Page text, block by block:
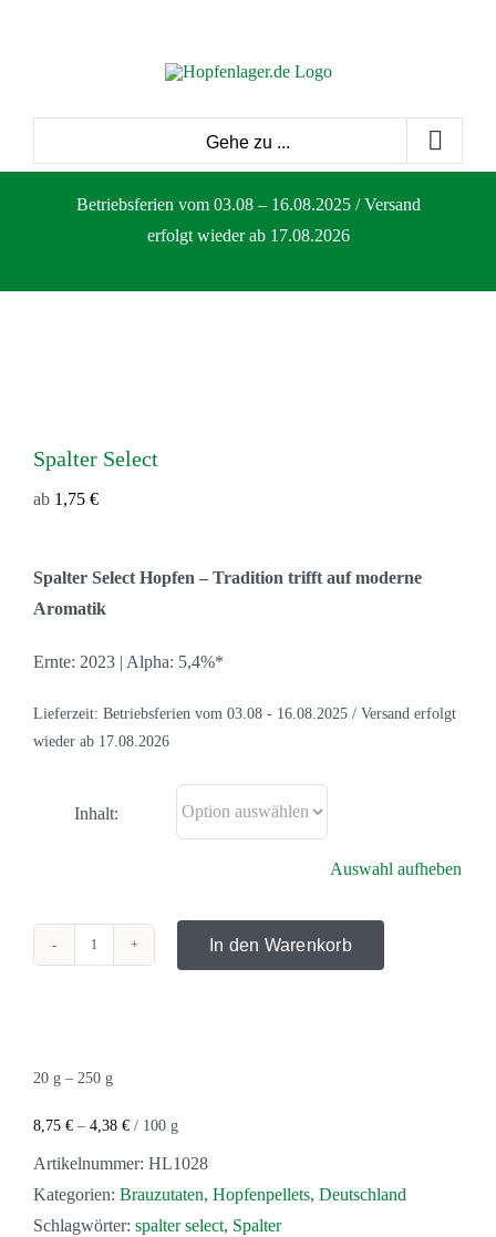
Gehe zu ...
Betriebsferien vom 03.08 – 16.08.2025 / Versand
erfolgt wieder ab 17.08.2026
Spalter Select
ab 1,75 €
Spalter Select Hopfen – Tradition trifft auf moderne
Aromatik
Ernte: 2023 | Alpha: 5,4%*
Lieferzeit: Betriebsferien vom 03.08 - 16.08.2025 / Versand erfolgt
wieder ab 17.08.2026
Inhalt:
Auswahl aufheben
In den Warenkorb
20 g – 250 g
8,75 € – 4,38 € / 100 g
Artikelnummer: HL1028
Kategorien: Brauzutaten, Hopfenpellets, Deutschland
Schlagwörter: spalter select, Spalter